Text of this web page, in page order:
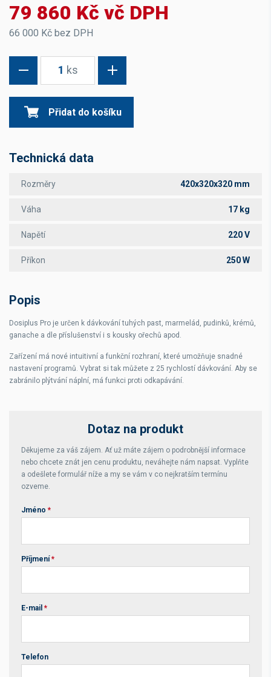
79 860 Kč vč DPH
66 000 Kč bez DPH
1 ks
Přidat do košíku
Technická data
Rozměry 420x320x320 mm
Váha 17 kg
Napětí 220 V
Příkon 250 W
Popis
Dosiplus Pro je určen k dávkování tuhých past, marmelád, pudinků, krémů,
ganache a dle příslušenství i s kousky ořechů apod.
Zařízení má nové intuitivní a funkční rozhraní, které umožňuje snadné
nastavení programů. Vybrat si tak můžete z 25 rychlostí dávkování. Aby se
zabránilo plýtvání náplní, má funkci proti odkapávání.
Dotaz na produkt
Děkujeme za váš zájem. Ať už máte zájem o podrobnější informace
nebo chcete znát jen cenu produktu, neváhejte nám napsat. Vyplňte
a odešlete formulář níže a my se vám v co nejkratším termínu
ozveme.
Jméno *
Příjmení *
E-mail *
Telefon